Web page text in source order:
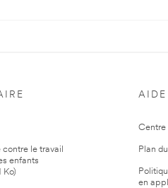
le travail
enfants
Ko)
AIDE
Centre
Plan
en